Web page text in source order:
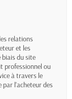
relations
et les
du site
professionnel ou
à travers le
par l'acheteur des